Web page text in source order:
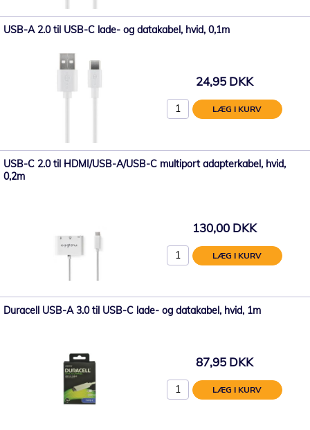
USB-A 2.0 til USB-C lade- og datakabel, hvid, 0,1m
24,95 DKK
LÆG I KURV
USB-C 2.0 til HDMI/USB-A/USB-C multiport adapterkabel, hvid,
0,2m
130,00 DKK
LÆG I KURV
Duracell USB-A 3.0 til USB-C lade- og datakabel, hvid, 1m
87,95 DKK
LÆG I KURV